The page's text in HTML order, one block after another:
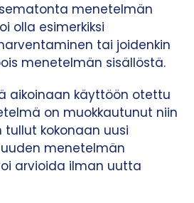
menetelmän
olla esimerkiksi
tai joidenkin
menetelmän sisällöstä.
aikoinaan käyttöön otettu
on muokkautunut niin
kokonaan uusi
menetelmän
arvioida ilman uutta